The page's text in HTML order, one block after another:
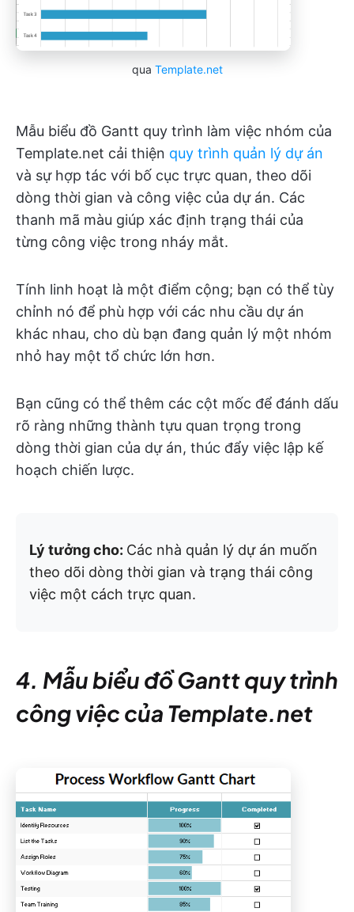
qua Template.net
Mẫu biểu đồ Gantt quy trình làm việc nhóm của
Template.net cải thiện quy trình quản lý dự án
và sự hợp tác với bố cục trực quan, theo dõi
dòng thời gian và công việc của dự án. Các
thanh mã màu giúp xác định trạng thái của
từng công việc trong nháy mắt.
Tính linh hoạt là một điểm cộng; bạn có thể tùy
chỉnh nó để phù hợp với các nhu cầu dự án
khác nhau, cho dù bạn đang quản lý một nhóm
nhỏ hay một tổ chức lớn hơn.
Bạn cũng có thể thêm các cột mốc để đánh dấu
rõ ràng những thành tựu quan trọng trong
dòng thời gian của dự án, thúc đẩy việc lập kế
hoạch chiến lược.
Lý tưởng cho: Các nhà quản lý dự án muốn
theo dõi dòng thời gian và trạng thái công
việc một cách trực quan.
4. Mẫu biểu đồ Gantt quy trình
công việc của Template.net